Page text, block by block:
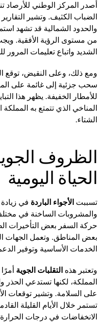
أصدر المركز الوطني للأرصاد
الضباب الكثيف. وتشير
والحدود الشمالية قد تشهد
من مستوى الرؤية الأفقية.
الشديد واتباع تعليمات
ومع ذلك، وعلى النقيض، توقع
سحب جزئية إلى غائمة على
للأمطار الخفيفة. يظهر هذا
المناخي الذي تتمتع به
الشتاء.
الظروف
الحياة اليومية
تسببت الأجواء الباردة في
والمشروبات الساخنة في
حركة السفر بعض التأخيرات
بعض المناطق. وتعمل الجهات
الخدمات الأساسية وتوفير
وتعتبر هذه التقلبات الجوية
المملكة، لكنها تستدعي الحذر
على السلامة. وتشير توقعات
تستمر خلال الأيام القليلة
الانخفاضات في درجات